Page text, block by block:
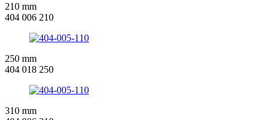
210 mm
404 006 210
250 mm
404 018 250
310 mm